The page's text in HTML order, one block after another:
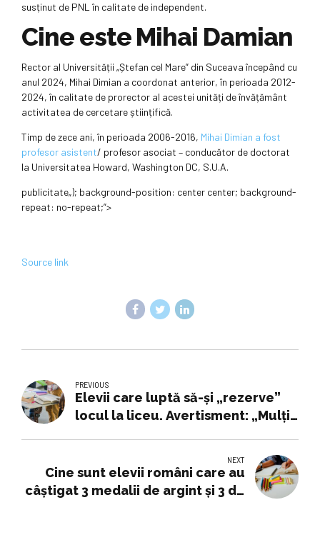
susținut de PNL în calitate de independent.
Cine este Mihai Damian
Rector al Universității „Ștefan cel Mare” din Suceava începând cu
anul 2024, Mihai Dimian a coordonat anterior, în perioada 2012-
2024, în calitate de prorector al acestei unități de învățământ
activitatea de cercetare științifică.
Timp de zece ani, în perioada 2006-2016, Mihai Dimian a fost
profesor asistent/ profesor asociat – conducător de doctorat
la Universitatea Howard, Washington DC, S.U.A.
publicitate„); background-position: center center; background-
repeat: no-repeat;”>
Source link
PREVIOUS
Elevii care luptă să-și „rezerve”
locul la liceu. Avertisment: „Mulți
NEXT
Cine sunt elevii români care au
câștigat 3 medalii de argint și 3 de